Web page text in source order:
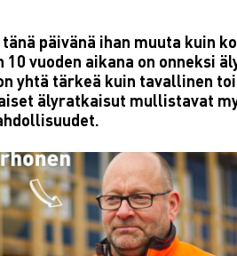
päivänä ihan muuta kuin
10 vuoden aikana on onneksi
yhtä tärkeä kuin tavallinen
älyratkaisut mullistavat